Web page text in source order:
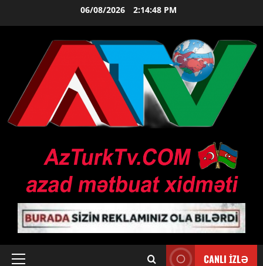
06/08/2026 2:14:49 PM
CANLI İZLƏ